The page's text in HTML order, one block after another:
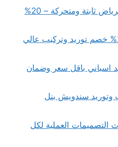
تركيب مظلات سيارات بالرياض ثابتة ومتحركة – 20%
مظلات شرائح المنيوم 28% خصم توريد وتركيب عالي
اسباني باقل سعر وضمان
وتوريد سندويش بنل
العملية لكل